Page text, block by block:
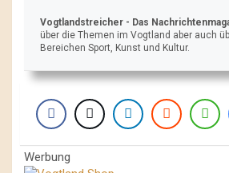
Vogtlandstreicher - Das
über die Themen im Vogtland aber auch
Bereichen Sport, Kunst und Kultur.
Werbung